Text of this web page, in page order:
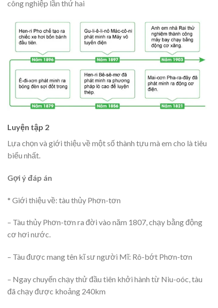
công nghiệp lần thứ hai
Luyện tập 2
Lựa chọn và giới thiệu về một số thành tựu mà em cho là tiêu
biểu nhất.
Gợi ý đáp án
* Giới thiệu về: tàu thủy Phơn-tơn
– Tàu thủy Phơn-tơn ra đời vào năm 1807, chạy bằng động
cơ hơi nước.
– Tàu được mang tên kĩ sư người Mĩ: Rô-bớt Phơn-tơn
– Ngay chuyến chạy thử đầu tiên khởi hành từ Niu-oóc, tàu
đã chạy được khoảng 240km